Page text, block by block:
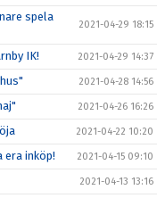
spela
2021-04-29 18:15
IK! 2021-04-29 14:37
2021-04-28 14:56
2021-04-26 16:26
2021-04-22 10:20
era inköp! 2021-04-15 09:10
2021-04-13 13:16